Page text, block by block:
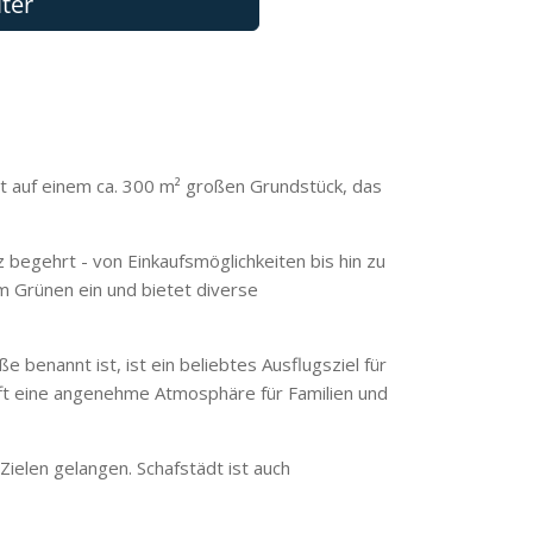
einem ca. 300 m² großen Grundstück, das
- von Einkaufsmöglichkeiten bis hin zu
Grünen ein und bietet diverse
benannt ist, ist ein beliebtes Ausflugsziel für
angenehme Atmosphäre für Familien und
gelangen. Schafstädt ist auch